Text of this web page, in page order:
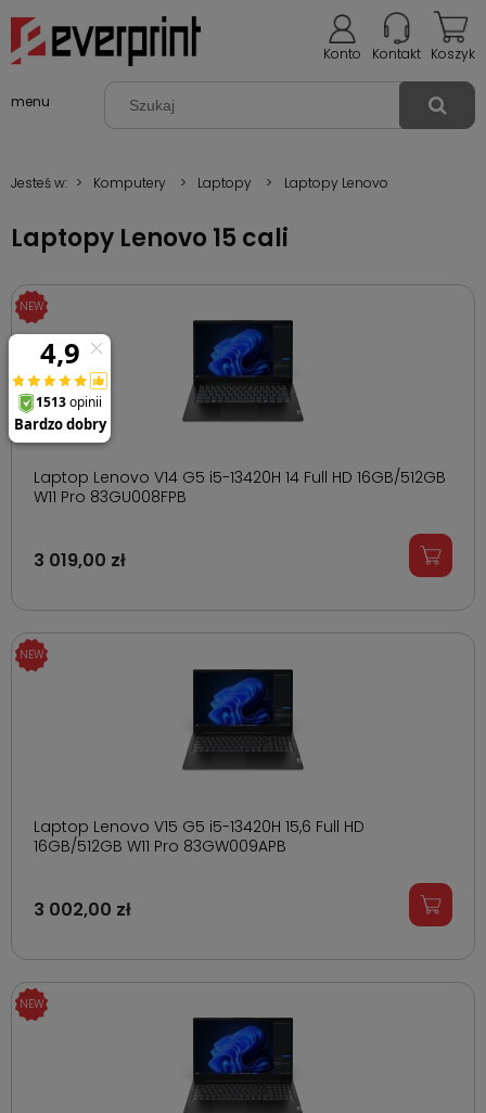
Koszyk
Kontakt
Konto
menu
Jesteś w: > Komputery > Laptopy > Laptopy Lenovo
Laptopy Lenovo 15 cali
Laptop Lenovo V14 G5 i5-13420H 14 Full HD 16GB/512GB
W11 Pro 83GU008FPB
3 019,00 zł
Laptop Lenovo V15 G5 i5-13420H 15,6 Full HD
16GB/512GB W11 Pro 83GW009APB
3 002,00 zł